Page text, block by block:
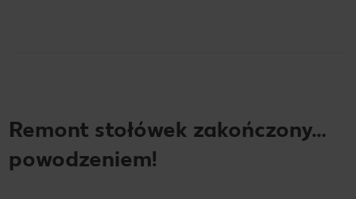
Remont stołówek zakończony…
powodzeniem!